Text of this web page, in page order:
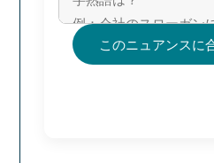
このニュアンスに